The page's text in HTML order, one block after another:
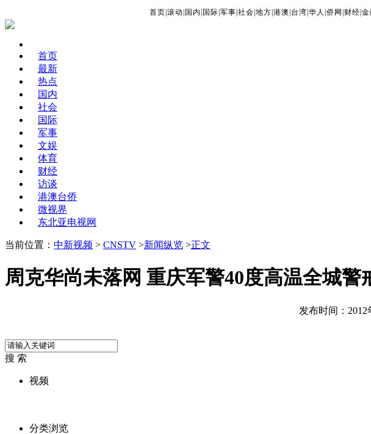
首页 滚动 国内 国际 军事 社会 地方 港澳 台湾 华人 侨网 财经 金
首页
最新
热点
国内
社会
国际
军事
文娱
体育
财经
访谈
港澳台侨
微视界
东北亚电视网
当前位置： 中新视频 > CNSTV >新闻纵览 >正文
周克华尚未落网 重庆军警40度高温全城警
发布时间：2012
搜 索
视频
分类浏览